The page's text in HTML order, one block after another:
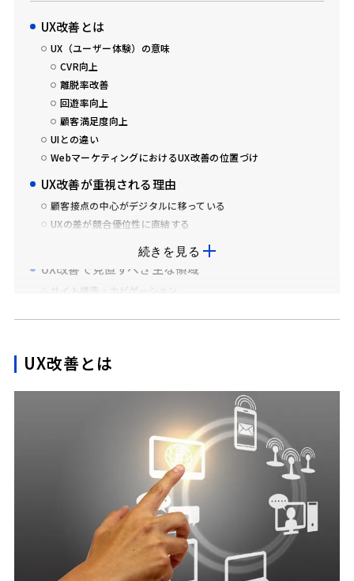
UX改善とは
UX（ユーザー体験）の意味
CVR向上
離脱率改善
回遊率向上
顧客満足度向上
UIとの違い
WebマーケティングにおけるUX改善の位置づけ
UX改善が重視される理由
顧客接点の中心がデジタルに移っている
UXの差が競合優位性に直結する
CVR・LTVといった成果指標と連動する
UX改善で見直すべき主な領域
サイト構造・ナビゲーション
モバイル体験（スマホUX）
訪問者とのコミュニケーション設計
ポップアップ
接客タイミング
UX改善で先に決めるべきKPI
続きを見る
UX改善とは